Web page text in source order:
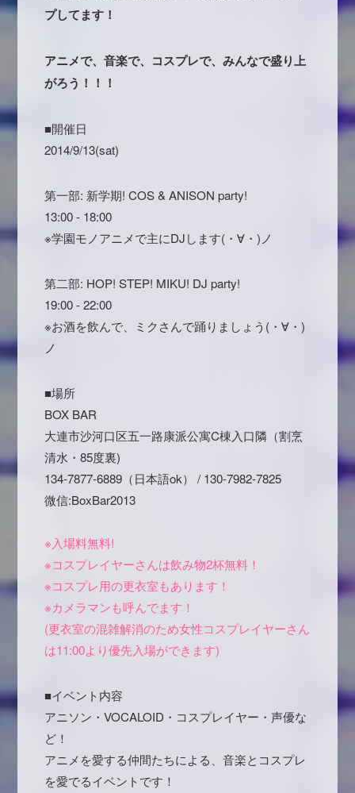
プしてます！
アニメで、音楽で、コスプレで、みんなで盛り上
がろう！！！
■開催日
2014/9/13(sat)
第一部: 新学期! COS & ANISON party!
13:00 - 18:00
※学園モノアニメで主にDJします(・∀・)ノ
第二部: HOP! STEP! MIKU! DJ party!
19:00 - 22:00
※お酒を飲んで、ミクさんで踊りましょう(・∀・)
ノ
■場所
BOX BAR
大連市沙河口区五一路康派公寓C棟入口隣（割烹
清水・85度裏)
134-7877-6889（日本語ok） / 130-7982-7825
微信:BoxBar2013
※入場料無料!
※コスプレイヤーさんは飲み物2杯無料！
※コスプレ用の更衣室もあります！
※カメラマンも呼んでます！
(更衣室の混雑解消のため女性コスプレイヤーさん
は11:00より優先入場ができます)
■イベント内容
アニソン・VOCALOID・コスプレイヤー・声優な
ど！
アニメを愛する仲間たちによる、音楽とコスプレ
を愛でるイベントです！